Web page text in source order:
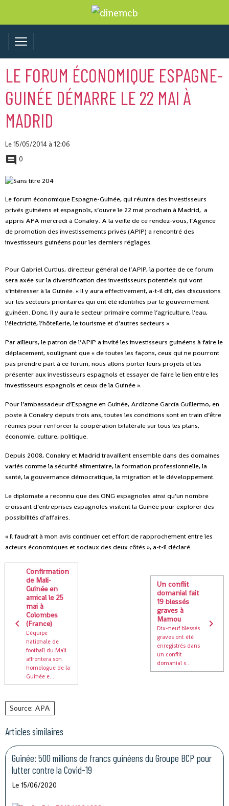
LE FORUM ÉCONOMIQUE ESPAGNE-
GUINÉE DÉMARRE LE 22 MAI À
MADRID
Le 15/05/2014à 12:06
0
Le forum économique Espagne-Guinée, qui réunira des investisseurs
privés guinéens et espagnols, s’ouvre le 22 mai prochain à Madrid, a
appris APA mercredi à Conakry. A la veille de ce rendez-vous, l’Agence
de promotion des investissements privés (APIP) a rencontré des
investisseurs guinéens pour les derniers réglages.
Pour Gabriel Curtius, directeur général de l’APIP, la portée de ce forum
sera axée sur la diversification des investisseurs potentiels qui vont
s’intéresser à la Guinée. « Il y aura effectivement, a-t-il dit, des discussions
sur les secteurs prioritaires qui ont été identifiés par le gouvernement
guinéen. Donc, il y aura le secteur primaire comme l’agriculture, l’eau,
l’électricité, l’hôtellerie, le tourisme et d’autres secteurs ».
Par ailleurs, le patron de l’APIP a invité les investisseurs guinéens à faire le
déplacement, soulignant que « de toutes les façons, ceux qui ne pourront
pas prendre part à ce forum, nous allons porter leurs projets et les
présenter aux investisseurs espagnols et essayer de faire le lien entre les
investisseurs espagnols et ceux de la Guinée ».
Pour l’ambassadeur d’Espagne en Guinée, Ardizone García Guillermo, en
poste à Conakry depuis trois ans, toutes les conditions sont en train d’être
réunies pour renforcer la coopération bilatérale sur tous les plans,
économie, culture, politique.
Depuis 2008, Conakry et Madrid travaillent ensemble dans des domaines
variés comme la sécurité alimentaire, la formation professionnelle, la
santé, la gouvernance démocratique, la migration et le développement.
Le diplomate a reconnu que des ONG espagnoles ainsi qu’un nombre
croissant d’entreprises espagnoles visitent la Guinée pour explorer des
possibilités d’affaires.
« Il faudrait à mon avis continuer cet effort de rapprochement entre les
acteurs économiques et sociaux des deux côtés », a-t-il déclaré.
Confirmation
de Mali-
Guinée en
amical le 25
mai à
Colombes
(France)
L’équipe
nationale de
football du Mali
affrontera son
homologue de la
Guinée e...
Un conflit
domanial fait
19 blessés
graves à
Mamou
Dix-neuf blessés
graves ont été
enregistrés dans
un conflit
domanial s...
Source: APA
Articles similaires
Guinée: 500 millions de francs guinéens du Groupe BCP pour
lutter contre la Covid-19
Le 15/06/2020